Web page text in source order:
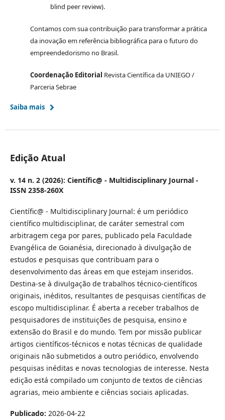
blind peer review).
Contamos com sua contribuição para transformar a prática
da inovação em referência bibliográfica para o futuro do
empreendedorismo no Brasil.
Coordenação Editorial Revista Científica da UNIEGO /
Parceria Sebrae
Saiba mais
Edição Atual
v. 14 n. 2 (2026): Científic@ - Multidisciplinary Journal -
ISSN 2358-260X
Científic@ - Multidisciplinary Journal: é um periódico
científico multidisciplinar, de caráter semestral com
arbitragem cega por pares, publicado pela Faculdade
Evangélica de Goianésia, direcionado à divulgação de
estudos e pesquisas que contribuam para o
desenvolvimento das áreas em que estejam inseridos.
Destina-se à divulgação de trabalhos técnico-científicos
originais, inéditos, resultantes de pesquisas científicas de
escopo multidisciplinar. É aberta a receber trabalhos de
pesquisadores de instituições de pesquisa, ensino e
extensão do Brasil e do mundo. Tem por missão publicar
artigos científicos-técnicos e notas técnicas de qualidade
originais não submetidos a outro periódico, envolvendo
pesquisas inéditas e novas tecnologias de interesse. Nesta
edição está compilado um conjunto de textos de ciências
agrarias, meio ambiente e ciências sociais aplicadas.
Publicado: 2026-04-22